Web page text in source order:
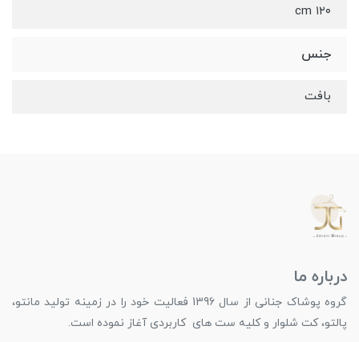
۱۲۰ cm
جنس
بافت
درباره ما
گروه پوشاک جنانی از سال 1396 فعالیت خود را در زمینه تولید مانتو،
پالتو، کت شلوار و کلیه ست های کاربردی آغاز نموده است.